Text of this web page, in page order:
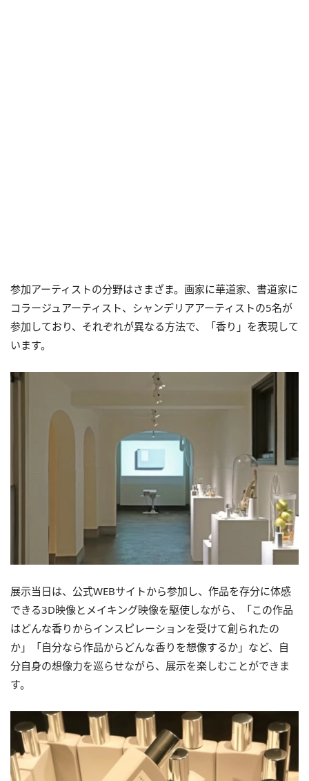
参加アーティストの分野はさまざま。画家に華道家、書道家に
コラージュアーティスト、シャンデリアアーティストの5名が
参加しており、それぞれが異なる方法で、「香り」を表現して
います。
展示当日は、公式WEBサイトから参加し、作品を存分に体感
できる3D映像とメイキング映像を駆使しながら、「この作品
はどんな香りからインスピレーションを受けて創られたの
か」「自分なら作品からどんな香りを想像するか」など、自
分自身の想像力を巡らせながら、展示を楽しむことができま
す。